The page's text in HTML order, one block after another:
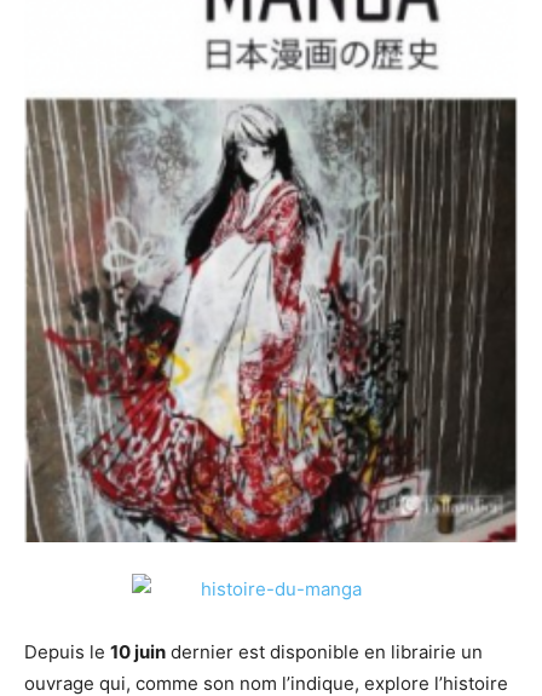
Depuis le 10 juin dernier est disponible en librairie un
ouvrage qui, comme son nom l’indique, explore l’histoire